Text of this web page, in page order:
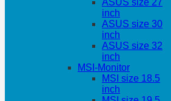
ASUS size 27
inch
ASUS size 30
inch
ASUS size 32
inch
MSI-Monitor
MSI size 18.5
inch